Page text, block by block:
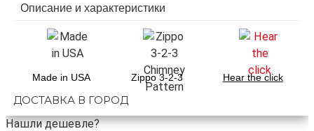
Описание и характеристики
Made in USA Zippo 3-2-3 Hear the click
ДОСТАВКА В ГОРОД
Нашли дешевле?